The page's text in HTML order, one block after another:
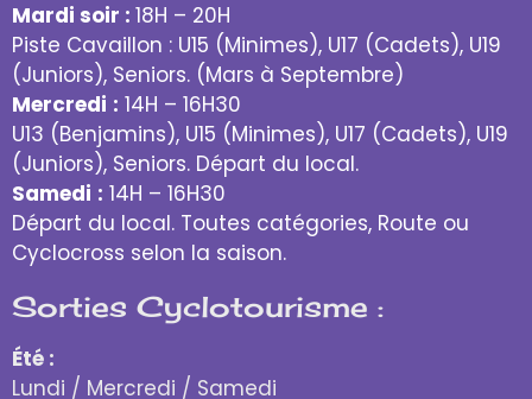
Mardi soir : 18H – 20H
Piste Cavaillon : U15 (Minimes), U17 (Cadets), U19
(Juniors), Seniors. (Mars à Septembre)
Mercredi : 14H – 16H30
U13 (Benjamins), U15 (Minimes), U17 (Cadets), U19
(Juniors), Seniors. Départ du local.
Samedi : 14H – 16H30
Départ du local. Toutes catégories, Route ou
Cyclocross selon la saison.
Sorties Cyclotourisme :
Été :
Lundi / Mercredi / Samedi